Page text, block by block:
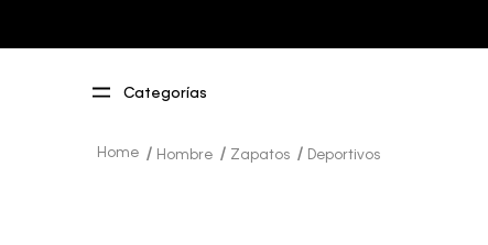
Hombre Zapatos Deportivos